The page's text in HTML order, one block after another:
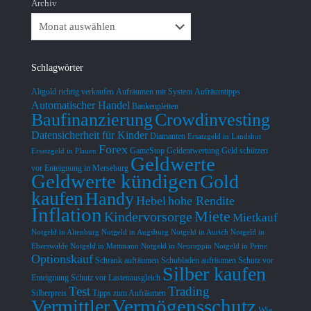
Archiv
Schlagwörter
Altgold richtig verkaufen Aufräumen mit System Aufräumtipps
Automatischer Handel Bankenpleiten
BaufinanzierungCrowdinvesting
Datensicherheit für Kinder Diamanten Ersatzgeld in Landshut
Ersatzgeld in Plauen Forex GameStop Geldentwertung Geld schützen
vor Enteignung in Merseburg Geldwerte
Geldwerte kündigenGold
kaufenHandyHebelhohe Rendite
Inflation KindervorsorgeMiete Mietkauf
Notgeld in Altenburg Notgeld in Augsburg Notgeld in Aurich Notgeld in
Eberswalde Notgeld in Mettmann Notgeld in Neuruppin Notgeld in Peine
Optionskauf Schrank aufräumen Schubladen aufräumen Schutz vor
Enteignung Schutz vor Lastenausgleich Silber kaufen
Silberpreis Test Tipps zum Aufräumen Trading
Vermögensschutz